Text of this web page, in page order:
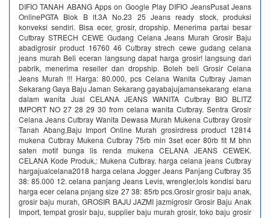
DIFIO TANAH ABANG Apps on Google Play DIFIO JeansPusat Jeans
OnlinePGTA Blok B lt.3A No.23 25 Jeans ready stock, produksi
konveksi sendiri. Bisa ecer, grosir, dropship. Menerima partai besar
Cutbray STRECH CEWE Gudang Celana Jeans Murah Grosir Baju
abadigrosir product 16760 46 Cutbray strech cewe gudang celana
jeans murah Beli eceran langsung dapat harga grosir! langsung dari
pabrik, menerima reseller dan dropship. Boleh beli Grosir Celana
Jeans Murah !!! Harga: 80.000, pcs Celana Wanita Cutbray Jaman
Sekarang Gaya Baju Jaman Sekarang gayabajujamansekarang elana
dalam wanita Jual CELANA JEANS WANITA Cutbray BIO BLITZ
IMPORT NO 27 28 29 30 from celana wanita Cutbray. Sentra Grosir
Celana Jeans Cutbray Wanita Dewasa Murah Mukena Cutbray Grosir
Tanah Abang,Baju Import Online Murah grosirdress product 12814
mukena Cutbray Mukena Cutbray 75rb min 3set ecer 80rb fit M bhn
saten motif bunga lis renda mukena CELANA JEANS CEWEK.
CELANA Kode Produk,: Mukena Cutbray. harga celana jeans Cutbray
hargajualcelana2018 harga celana Jogger Jeans Panjang Cutbray 35
38: 85.000 12. celana panjang Jeans Levis, wrengler,lois kondisi baru
harga ecer celana pnjang size 27 38: 85rb pcs.Grosir grosir baju anak,
grosir baju murah, GROSIR BAJU JAZMI jazmigrosir Grosir Baju Anak
Import, tempat grosir baju, supplier baju murah grosir, toko baju grosir